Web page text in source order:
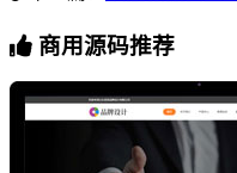
商用源码推荐